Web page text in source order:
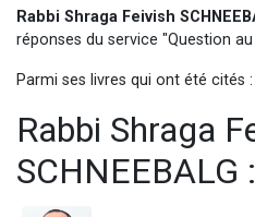
Dovan vient de
Malgorzata
Rabbi Shraga Feivish
réponses du service "Question au
Parmi ses livres qui ont été cités :
Rabbi Shraga
SCHNEEBALG